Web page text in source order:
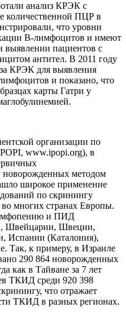
анализ КРЭК с
количественной ПЦР в
что уровни
В-лимфоцитов и имеют
выявлении пациентов с
антител. В 2011 году
КРЭК для выявления
и показано, что
карты Гатри у
организации по
www.ipopi.org), в
методом
широкое применение
по скринингу
многих странах Европы.
и ПИД
Швейцарии, Швеции,
Испании (Каталония),
Так, к примеру, в Израиле
290 864 новорожденных
как в Тайване за 7 лет
ТКИД среди 920 398
что отражает
ТКИД в разных регионах.